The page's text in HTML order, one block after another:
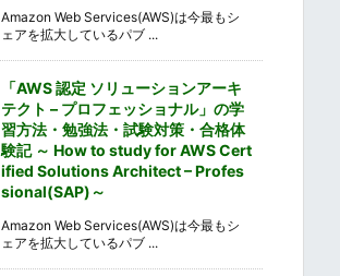
Amazon Web Services(AWS)は今最もシ
ェアを拡大しているパブ ...
「AWS 認定 ソリューションアーキ
テクト – プロフェッショナル」の学
習方法・勉強法・試験対策・合格体
験記 ～ How to study for AWS Cert
ified Solutions Architect – Profes
sional(SAP)～
Amazon Web Services(AWS)は今最もシ
ェアを拡大しているパブ ...